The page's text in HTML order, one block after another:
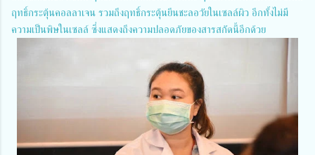
ฤทธิ์กระตุ้นคอลลาเจน รวมถึงฤทธิ์กระตุ้นยีนชะลอวัยในเซลล์ผิว อีกทั้งไม่มี
ความเป็นพิษในเซลล์ ซึ่งแสดงถึงความปลอดภัยของสารสกัดนี้อีกด้วย